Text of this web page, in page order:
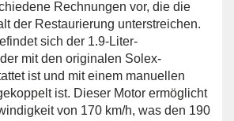
Rechnungen vor, die die
der Restaurierung unterstreichen.
sich der 1.9-Liter-
mit den originalen Solex-
ist und mit einem manuellen
ist. Dieser Motor ermöglicht
von 170 km/h, was den 190